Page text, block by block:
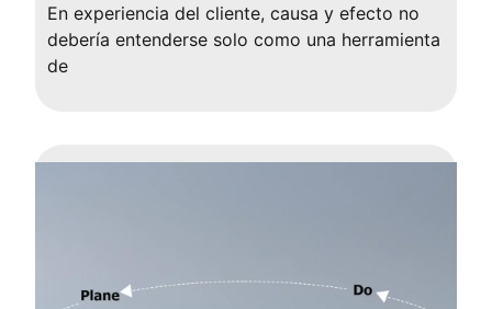
En experiencia del cliente, causa y efecto no
debería entenderse solo como una herramienta
de